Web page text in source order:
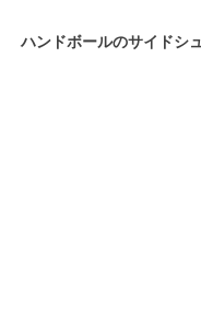
ハンドボールのサイドシ